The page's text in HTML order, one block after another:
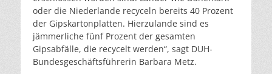
oder die Niederlande recyceln bereits 40 Prozent
der Gipskartonplatten. Hierzulande sind es
jämmerliche fünf Prozent der gesamten
Gipsabfälle, die recycelt werden“, sagt DUH-
Bundesgeschäftsführerin Barbara Metz.